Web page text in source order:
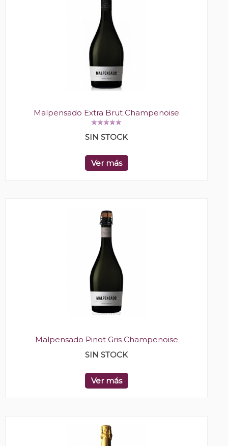
Malpensado Extra Brut Champenoise
SIN STOCK
Ver más
Malpensado Pinot Gris Champenoise
SIN STOCK
Ver más